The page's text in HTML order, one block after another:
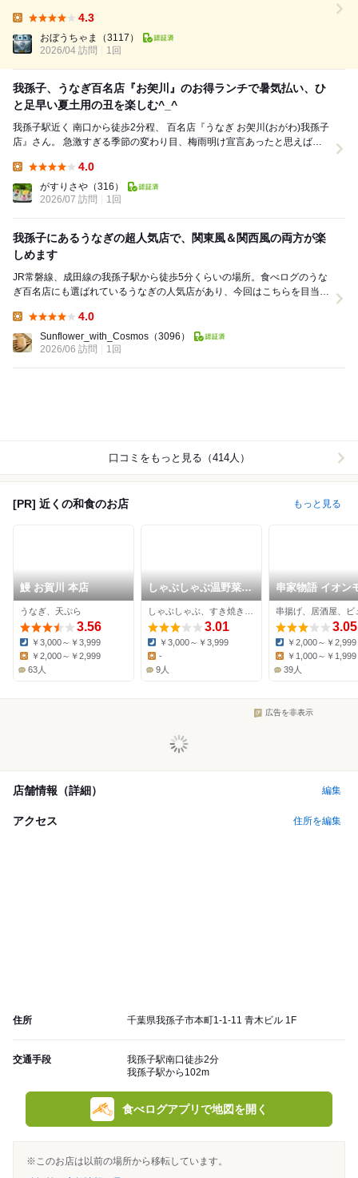
白焼きを注文。バラポン酢がサービスで供されます。関西風鰻重。香ばし
くとても美味...
4.3
おぼうちゃま
（3117）
2026/04 訪問
1回
我孫子、うなぎ百名店『お㚙川』のお得ランチで暑気払い、ひ
と足早い夏土用の丑を楽しむ^_^
我孫子駅近く 南口から徒歩2分程、 百名店『うなぎ お㚙川(おがわ)我孫子
店』さん。 急激すぎる季節の変わり目、梅雨明け宣言あったと思えば真
4.0
がすりさや （316）
2026/07 訪問
1回
我孫子にあるうなぎの超人気店で、関東風＆関西風の両方が楽
しめます
JR常磐線、成田線の我孫子駅から徒歩5分くらいの場所。食べログのうな
ぎ百名店にも選ばれているうなぎの人気店があり、今回はこちらを目当て
4.0
Sunflower_with_Cosmos （3096）
2026/06 訪問
1回
口コミをもっと見る（414人）
[PR] 近くの和食のお店 もっと見る
鰻 お賀川 本店
うなぎ、天ぷら
3.56
Dinner:
￥3,000～￥3,999
Lunch:
￥2,000～￥2,999
63人
しゃぶしゃぶ温野菜
千葉ニュータウン店
3.01
Dinner:
￥3,000～￥3,999
Lunch:
-
9人
串家物語 イオン
ル千葉ニュータ
3.05
Dinner:
￥2,000～￥2,999
Lunch:
￥1,000～￥1,999
39人
広告を非表示
店舗情報（詳細） 編集
アクセス 住所を編集
住所 千葉県我孫子市本町1-1-11 青木ビル 1F
交通手段
我孫子駅南口徒歩2分
我孫子駅から102m
食べログアプリで地図を開く
※このお店は以前の場所から移転しています。